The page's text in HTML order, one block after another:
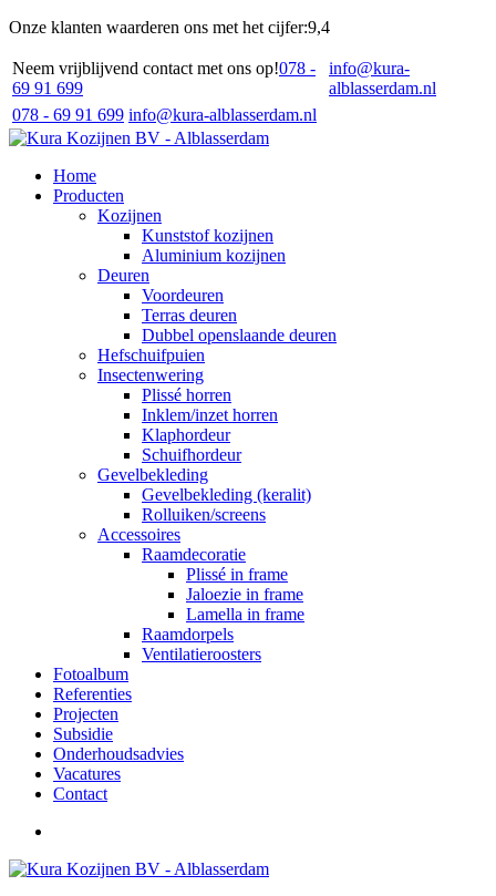
Onze klanten waarderen ons met het cijfer:9,4
Neem vrijblijvend contact met ons op!078 -
69 91 699
info@kura-
alblasserdam.nl
078 - 69 91 699 info@kura-alblasserdam.nl
Home
Producten
Kozijnen
Kunststof kozijnen
Aluminium kozijnen
Deuren
Voordeuren
Terras deuren
Dubbel openslaande deuren
Hefschuifpuien
Insectenwering
Plissé horren
Inklem/inzet horren
Klaphordeur
Schuifhordeur
Gevelbekleding
Gevelbekleding (keralit)
Rolluiken/screens
Accessoires
Raamdecoratie
Plissé in frame
Jaloezie in frame
Lamella in frame
Raamdorpels
Ventilatieroosters
Fotoalbum
Referenties
Projecten
Subsidie
Onderhoudsadvies
Vacatures
Contact